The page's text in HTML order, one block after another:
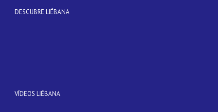
DESCUBRE LIÉBANA
VÍDEOS LIÉBANA